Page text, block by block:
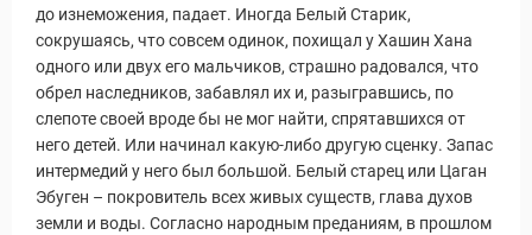
до изнеможения, падает. Иногда Белый Старик,
сокрушаясь, что совсем одинок, похищал у Хашин Хана
одного или двух его мальчиков, страшно радовался, что
обрел наследников, забавлял их и, разыгравшись, по
слепоте своей вроде бы не мог найти, спрятавшихся от
него детей. Или начинал какую-либо другую сценку. Запас
интермедий у него был большой. Белый старец или Цаган
Эбуген – покровитель всех живых существ, глава духов
земли и воды. Согласно народным преданиям, в прошлом